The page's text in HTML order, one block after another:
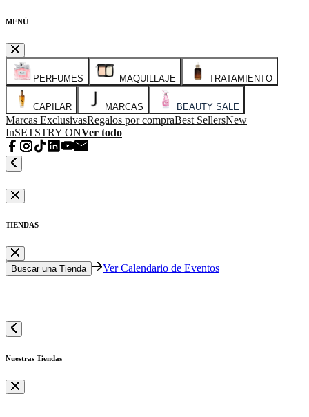
MENÚ
PERFUMES MAQUILLAJE TRATAMIENTO
CAPILAR MARCAS BEAUTY SALE
Marcas ExclusivasRegalos por compraBest SellersNew
InSETSTRY ONVer todo
TIENDAS
Buscar una Tienda Ver Calendario de Eventos
Nuestras Tiendas